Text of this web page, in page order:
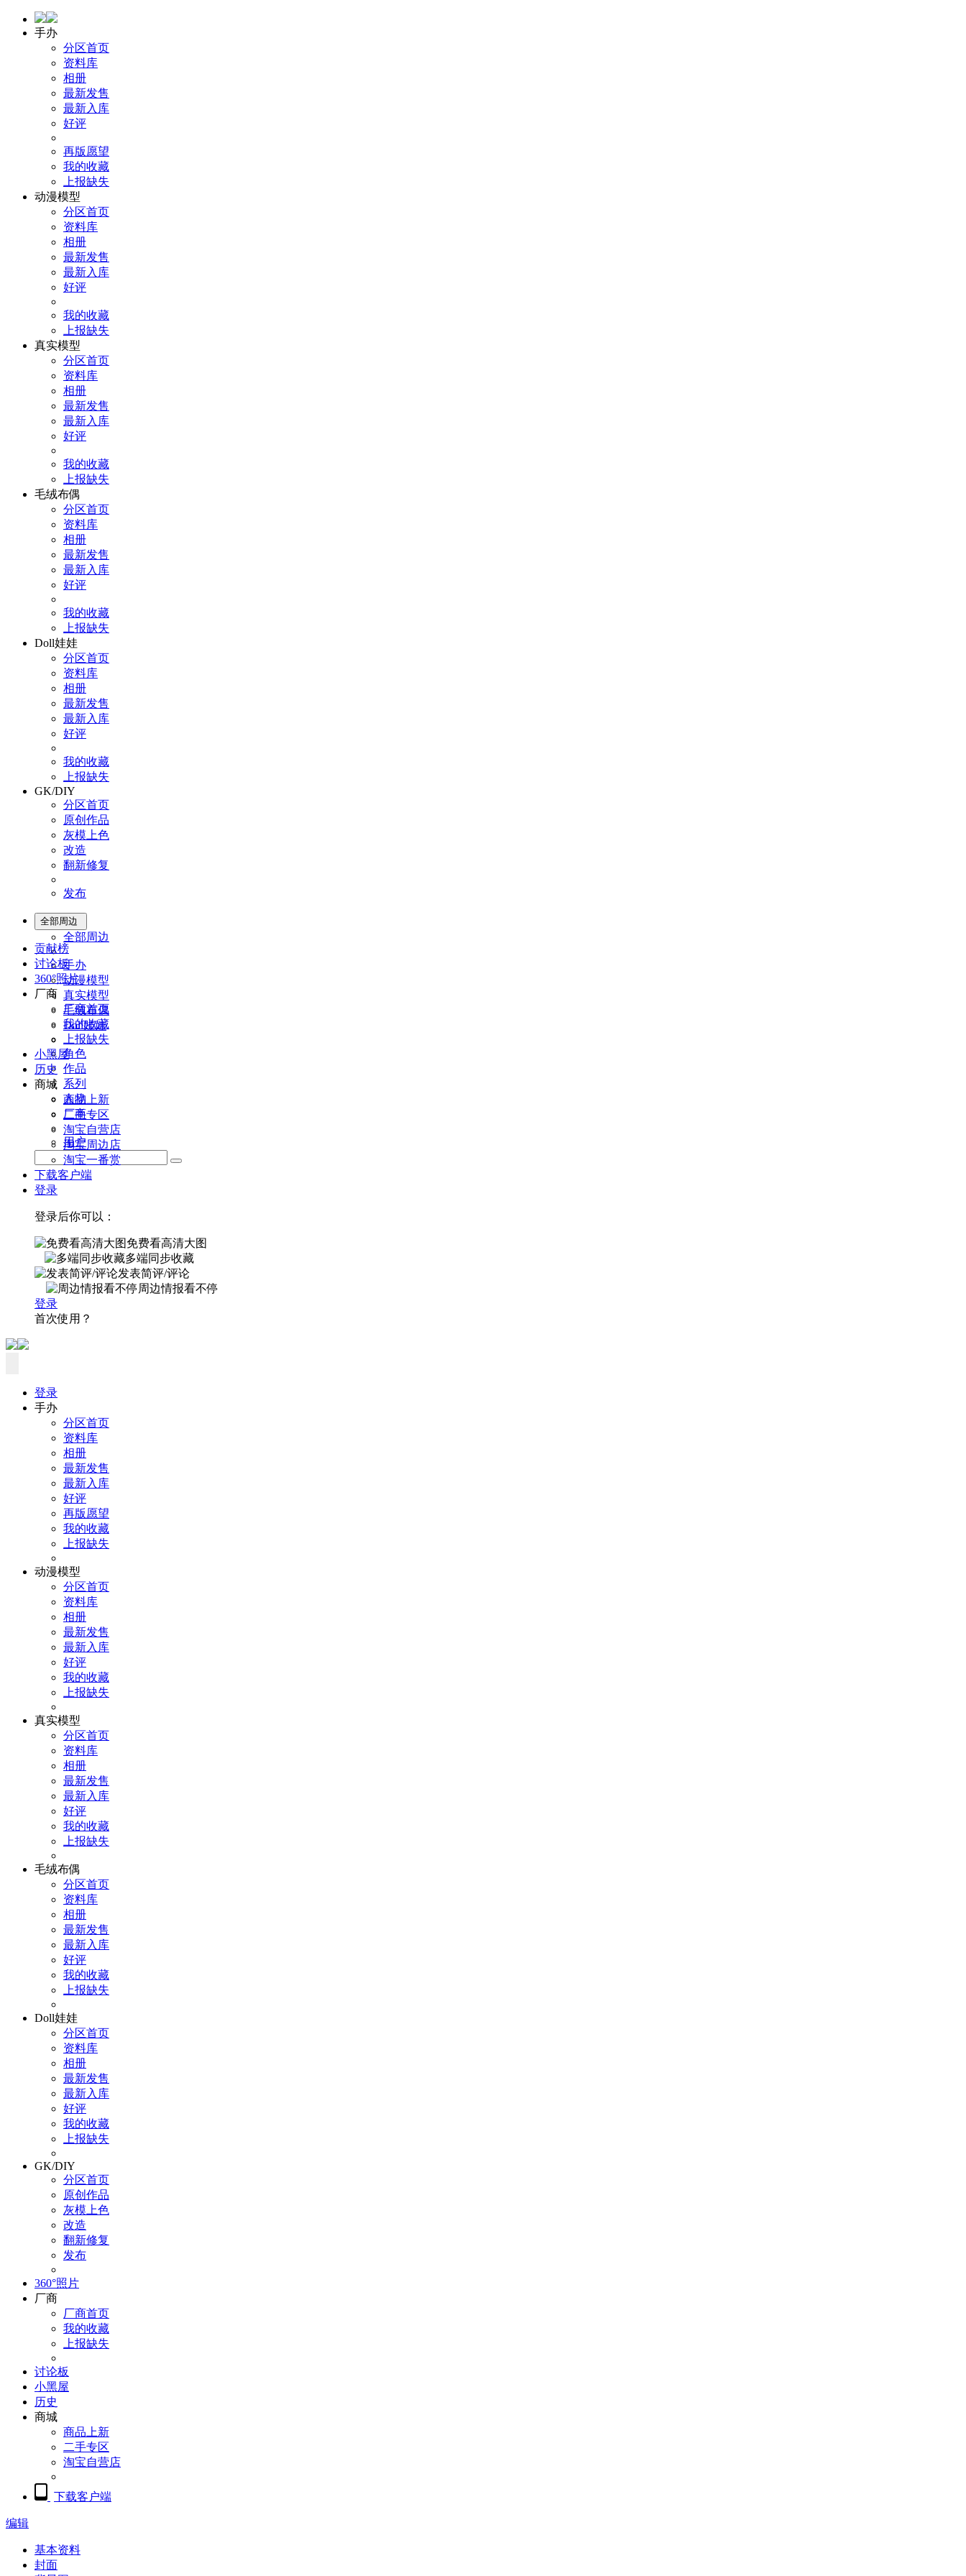
手办
分区首页
资料库
相册
最新发售
最新入库
好评
再版愿望
我的收藏
上报缺失
动漫模型
分区首页
资料库
相册
最新发售
最新入库
好评
我的收藏
上报缺失
真实模型
分区首页
资料库
相册
最新发售
最新入库
好评
我的收藏
上报缺失
毛绒布偶
分区首页
资料库
相册
最新发售
最新入库
好评
我的收藏
上报缺失
Doll娃娃
分区首页
资料库
相册
最新发售
最新入库
好评
我的收藏
上报缺失
GK/DIY
分区首页
原创作品
灰模上色
改造
翻新修复
发布
全部周边
全部周边
手办
动漫模型
真实模型
毛绒布偶
Doll娃娃
角色
作品
系列
人物
厂商
用户
贡献榜
讨论板
360°照片
厂商
厂商首页
我的收藏
上报缺失
小黑屋
历史
商城
商品上新
二手专区
淘宝自营店
淘宝周边店
淘宝一番赏
下载客户端
登录
登录后你可以：
免费看高清大图
多端同步收藏
发表简评/评论
周边情报看不停
登录
首次使用？
登录
手办
分区首页
资料库
相册
最新发售
最新入库
好评
再版愿望
我的收藏
上报缺失
动漫模型
分区首页
资料库
相册
最新发售
最新入库
好评
我的收藏
上报缺失
真实模型
分区首页
资料库
相册
最新发售
最新入库
好评
我的收藏
上报缺失
毛绒布偶
分区首页
资料库
相册
最新发售
最新入库
好评
我的收藏
上报缺失
Doll娃娃
分区首页
资料库
相册
最新发售
最新入库
好评
我的收藏
上报缺失
GK/DIY
分区首页
原创作品
灰模上色
改造
翻新修复
发布
360°照片
厂商
厂商首页
我的收藏
上报缺失
讨论板
小黑屋
历史
商城
商品上新
二手专区
淘宝自营店
下载客户端
编辑
基本资料
封面